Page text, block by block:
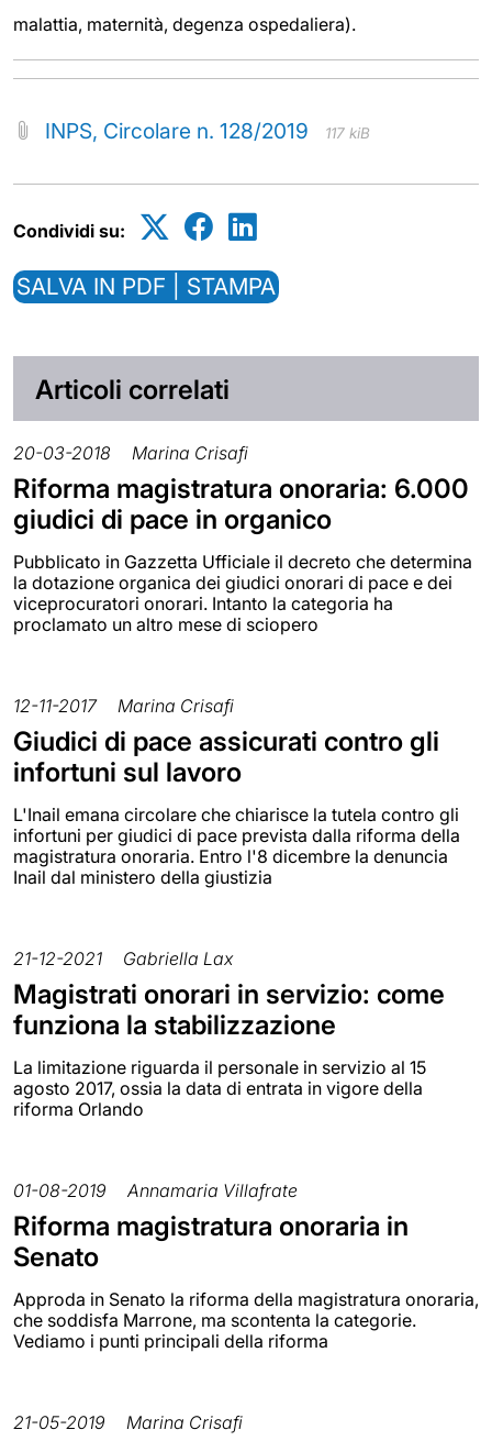
malattia, maternità, degenza ospedaliera).
INPS, Circolare n. 128/2019 117 kiB
Condividi su:
SALVA IN PDF | STAMPA
Articoli correlati
20-03-2018 Marina Crisafi
Riforma magistratura onoraria: 6.000
giudici di pace in organico
Pubblicato in Gazzetta Ufficiale il decreto che determina
la dotazione organica dei giudici onorari di pace e dei
viceprocuratori onorari. Intanto la categoria ha
proclamato un altro mese di sciopero
12-11-2017 Marina Crisafi
Giudici di pace assicurati contro gli
infortuni sul lavoro
L'Inail emana circolare che chiarisce la tutela contro gli
infortuni per giudici di pace prevista dalla riforma della
magistratura onoraria. Entro l'8 dicembre la denuncia
Inail dal ministero della giustizia
21-12-2021 Gabriella Lax
Magistrati onorari in servizio: come
funziona la stabilizzazione
La limitazione riguarda il personale in servizio al 15
agosto 2017, ossia la data di entrata in vigore della
riforma Orlando
01-08-2019 Annamaria Villafrate
Riforma magistratura onoraria in
Senato
Approda in Senato la riforma della magistratura onoraria,
che soddisfa Marrone, ma scontenta la categorie.
Vediamo i punti principali della riforma
21-05-2019 Marina Crisafi